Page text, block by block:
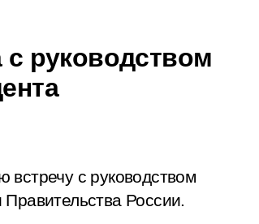
руководством
с руководством
России.